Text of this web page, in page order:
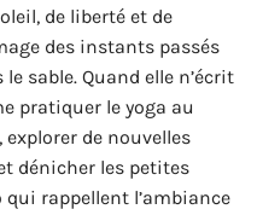
de liberté et de
des instants passés
sable. Quand elle n’écrit
pratiquer le yoga au
explorer de nouvelles
dénicher les petites
qui rappellent l’ambiance